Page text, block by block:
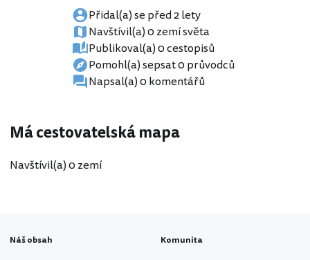
Přidal(a) se před 2 lety
Navštívil(a) 0 zemí světa
Publikoval(a) 0 cestopisů
Pomohl(a) sepsat 0 průvodců
Napsal(a) 0 komentářů
Má cestovatelská mapa
Navštívil(a) 0 zemí
Náš obsah Komunita